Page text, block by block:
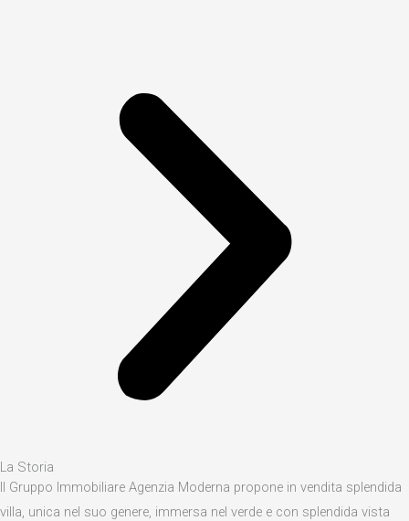
La Storia
Il Gruppo Immobiliare Agenzia Moderna propone in vendita splendida
villa, unica nel suo genere, immersa nel verde e con splendida vista